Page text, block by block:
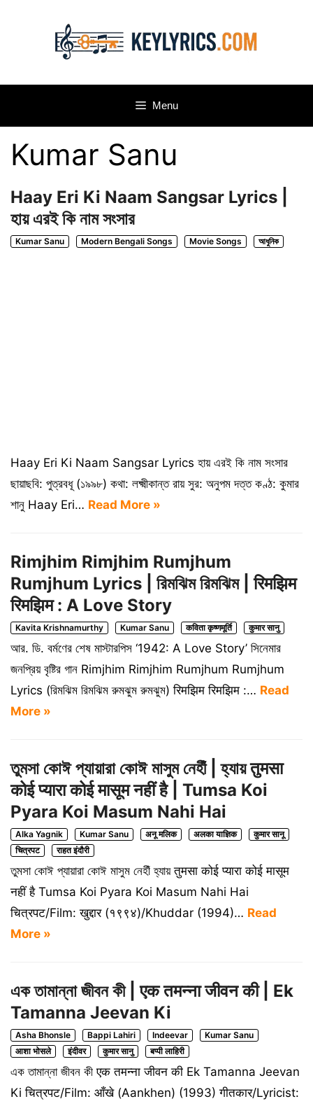
Menu
Kumar Sanu
Haay Eri Ki Naam Sangsar Lyrics |
হায় এরই কি নাম সংসার
Kumar Sanu Modern Bengali Songs Movie Songs আধুনিক
Haay Eri Ki Naam Sangsar Lyrics হায় এরই কি নাম সংসার
ছায়াছবি: পুত্রবধূ (১৯৯৮) কথা: লক্ষ্মীকান্ত রায় সুর: অনুপম দত্ত কণ্ঠ: কুমার
শানু Haay Eri… Read More »
Rimjhim Rimjhim Rumjhum
Rumjhum Lyrics | রিমঝিম রিমঝিম | रिमझिम
रिमझिम : A Love Story
Kavita Krishnamurthy Kumar Sanu कविता कृष्णमूर्ति कुमार सानु
আর. ডি. বর্মণের শেষ মাস্টারপিস ‘1942: A Love Story’ সিনেমার
জনপ্রিয় বৃষ্টির গান Rimjhim Rimjhim Rumjhum Rumjhum
Lyrics (রিমঝিম রিমঝিম রুমঝুম রুমঝুম) रिमझिम रिमझिम :… Read
More »
তুমসা কোঈ প্যায়ারা কোঈ মাসুম নেহীঁ | হ্যায় तुमसा
कोई प्यारा कोई मासूम नहीं है | Tumsa Koi
Pyara Koi Masum Nahi Hai
Alka Yagnik Kumar Sanu अनू मलिक अलका याज्ञिक
कुमार सानू
चित्रपट
राहत इंदौरी
তুমসা কোঈ প্যায়ারা কোঈ মাসুম নেহীঁ হ্যায় तुमसा कोई प्यारा कोई मासूम
नहीं है Tumsa Koi Pyara Koi Masum Nahi Hai
चित्रपट/Film: खुद्दार (१९९४)/Khuddar (1994)… Read
More »
এক তামান্না জীবন কী | एक तमन्ना जीवन की | Ek
Tamanna Jeevan Ki
Asha Bhonsle Bappi Lahiri Indeevar
Kumar Sanu
आशा भोसले
इंदीवर कुमार सानु बप्पी लाहिरी
এক তামান্না জীবন কী एक तमन्ना जीवन की Ek Tamanna Jeevan
Ki चित्रपट/Film: आँखे (Aankhen) (1993) गीतकार/Lyricist: